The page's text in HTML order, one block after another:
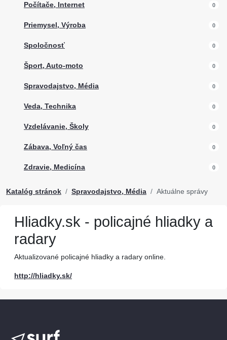
Počítače, Internet 0
Priemysel, Výroba 0
Spoločnosť 0
Šport, Auto-moto 0
Spravodajstvo, Média 0
Veda, Technika 0
Vzdelávanie, Školy 0
Zábava, Voľný čas 0
Zdravie, Medicína 0
Katalóg stránok Spravodajstvo, Média Aktuálne správy
Hliadky.sk - policajné hliadky a
radary
Aktualizované policajné hliadky a radary online.
http://hliadky.sk/